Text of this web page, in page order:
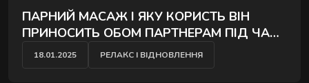
ПАРНИЙ МАСАЖ І ЯКУ КОРИСТЬ ВІН
ПРИНОСИТЬ ОБОМ ПАРТНЕРАМ ПІД ЧАС
СПІЛЬНОЇ СЕСІЇ
18.01.2025 РЕЛАКС І ВІДНОВЛЕННЯ